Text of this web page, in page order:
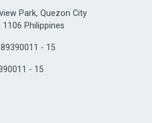
Park, Quezon City
Philippines
- 15
- 15